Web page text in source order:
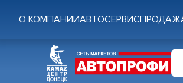
О КОМПАНИИАВТОСЕРВИС